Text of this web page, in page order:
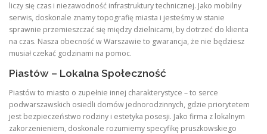
liczy się czas i niezawodność infrastruktury technicznej. Jako mobilny
serwis, doskonale znamy topografię miasta i jesteśmy w stanie
sprawnie przemieszczać się między dzielnicami, by dotrzeć do klienta
na czas. Nasza obecność w Warszawie to gwarancja, że nie będziesz
musiał czekać godzinami na pomoc.
Piastów – Lokalna Społeczność
Piastów to miasto o zupełnie innej charakterystyce – to serce
podwarszawskich osiedli domów jednorodzinnych, gdzie priorytetem
jest bezpieczeństwo rodziny i estetyka posesji. Jako firma z lokalnym
zakorzenieniem, doskonale rozumiemy specyfikę pruszkowskiego